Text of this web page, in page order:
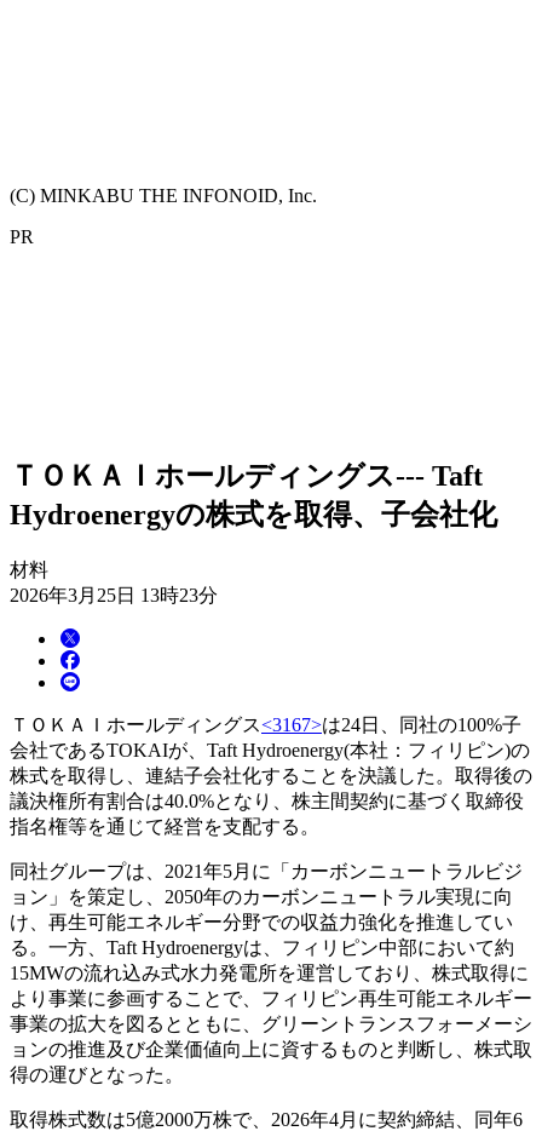
(C) MINKABU THE INFONOID, Inc.
PR
ＴＯＫＡＩホールディングス--- Taft
Hydroenergyの株式を取得、子会社化
材料
2026年3月25日 13時23分
ＴＯＫＡＩホールディングス<3167>は24日、同社の100%子
会社であるTOKAIが、Taft Hydroenergy(本社：フィリピン)の
株式を取得し、連結子会社化することを決議した。取得後の
議決権所有割合は40.0%となり、株主間契約に基づく取締役
指名権等を通じて経営を支配する。
同社グループは、2021年5月に「カーボンニュートラルビジ
ョン」を策定し、2050年のカーボンニュートラル実現に向
け、再生可能エネルギー分野での収益力強化を推進してい
る。一方、Taft Hydroenergyは、フィリピン中部において約
15MWの流れ込み式水力発電所を運営しており、株式取得に
より事業に参画することで、フィリピン再生可能エネルギー
事業の拡大を図るとともに、グリーントランスフォーメーシ
ョンの推進及び企業価値向上に資するものと判断し、株式取
得の運びとなった。
取得株式数は5億2000万株で、2026年4月に契約締結、同年6